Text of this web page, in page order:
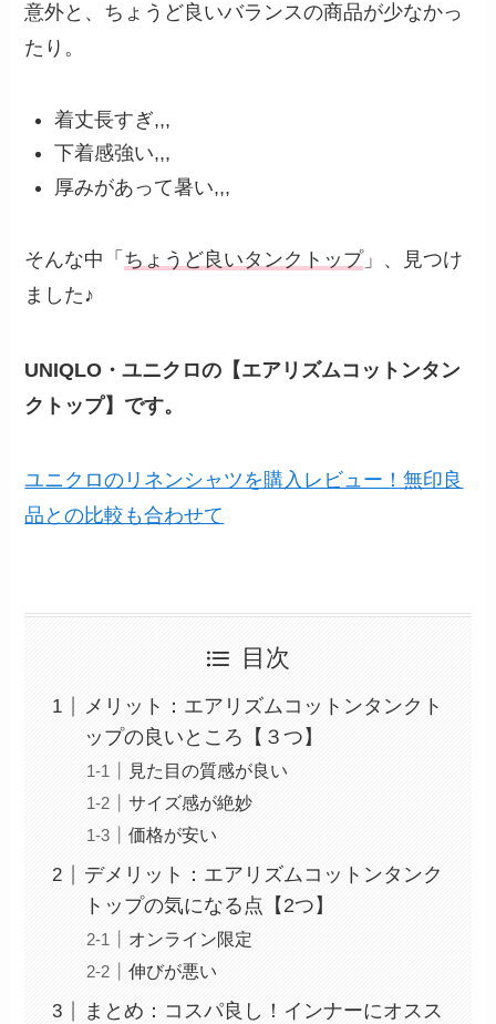
意外と、ちょうど良いバランスの商品が少なかっ
たり。
着丈長すぎ,,,
下着感強い,,,
厚みがあって暑い,,,
そんな中「 ちょうど良いタンクトップ」、見つけ
ました♪
UNIQLO・ユニクロの【エアリズムコットンタン
クトップ】です。
ユニクロのリネンシャツを購入レビュー！無印良
品との比較も合わせて
目次
メリット：エアリズムコットンタンクト
ップの良いところ【３つ】
見た目の質感が良い
サイズ感が絶妙
価格が安い
デメリット：エアリズムコットンタンク
トップの気になる点【2つ】
オンライン限定
伸びが悪い
まとめ：コスパ良し！インナーにオスス